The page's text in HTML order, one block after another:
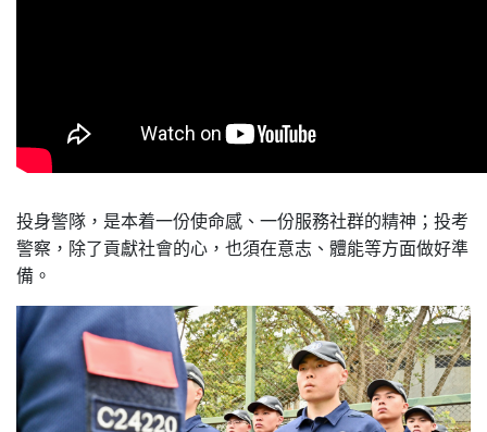
投身警隊，是本着一份使命感、一份服務社群的精神；投考
警察，除了貢獻社會的心，也須在意志、體能等方面做好準
備。